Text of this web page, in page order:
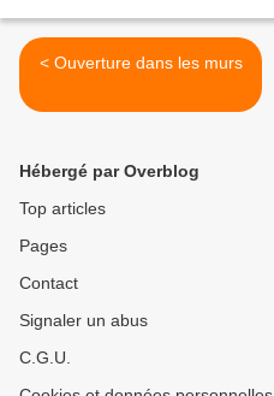
< Ouverture dans les murs
Hébergé par Overblog
Top articles
Pages
Contact
Signaler un abus
C.G.U.